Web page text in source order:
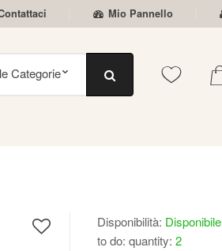
Mio Pannello
Disponibilità: Disponibile
to do: quantity: 2